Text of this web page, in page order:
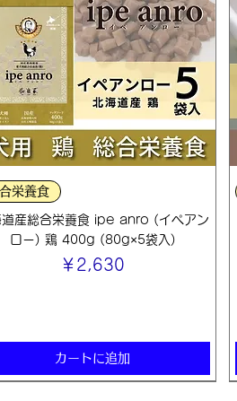
クイックビュー
栄養食
道産総合栄養食 ipe anro (イペアン
ロー) 鶏 400g (80g×5袋入)
価格
￥2,630
カートに追加